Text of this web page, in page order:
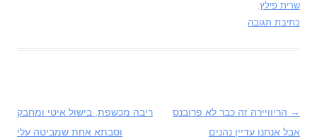
שרית פילץ.
כתיבת תגובה
ניווט
בפוסטים
→ הריוויירה זה כבר לא פרובנס
אבל אנחנו עדיין נהנים
ריבה מכשפת, בישול איטי ומחבק
וסבתא אחת שמביטה עלי